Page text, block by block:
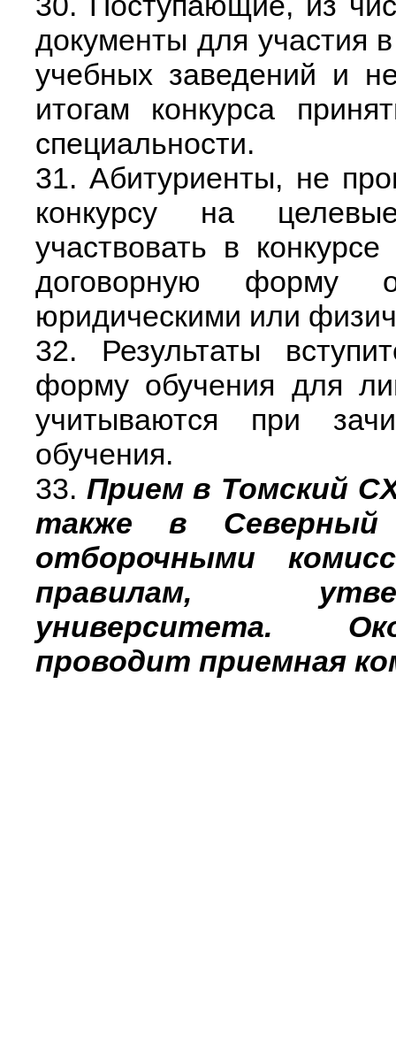
документы для участия
учебных заведений и
итогам конкурса
специальности.
31. Абитуриенты, не
конкурсу на
участвовать в
договорную форму
юридическими или
32. Результаты
форму обучения для
учитываются при
обучения.
33. Прием в Томский
также в Северный
отборочными
правилам,
университета.
проводит приемная